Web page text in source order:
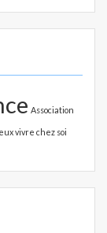
Association
vivre chez soi